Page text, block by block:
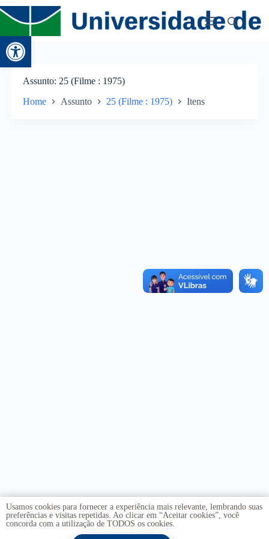
Abrir a barra de ferramentas
Assunto 25 (Filme : 1975)
Home Assunto 25 (Filme : 1975) Itens
Usamos cookies para fornecer a experiência mais relevante, lembrando suas
preferências e visitas repetidas. Ao clicar em “Aceitar cookies”, você
concorda com a utilização de TODOS os cookies.